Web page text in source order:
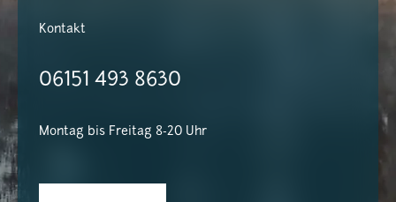
Kontakt
06151 493 8630
Montag bis Freitag 8-20 Uhr